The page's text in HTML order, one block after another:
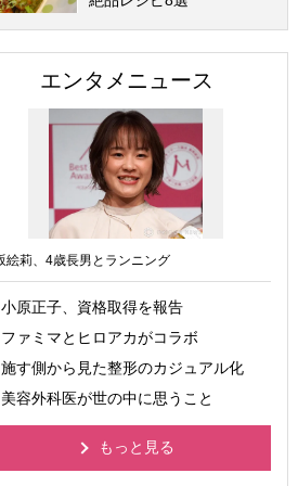
エンタメニュース
絵莉、4歳長男とランニング
小原正子、資格取得を報告
ファミマとヒロアカがコラボ
施す側から見た整形のカジュアル化
美容外科医が世の中に思うこと
もっと見る